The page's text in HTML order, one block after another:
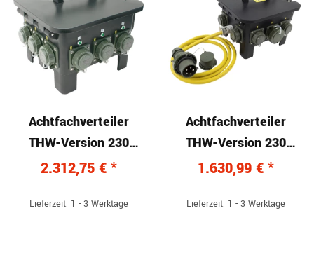
Achtfachverteiler
THW-Version 230
V/400 V, 16 A
2.312,75 € *
Lieferzeit: 1 - 3 Werktage
Achtfachverteiler
THW-Version 230
V/400 V, 32 A
1.630,99 € *
Lieferzeit: 1 - 3 Werktage